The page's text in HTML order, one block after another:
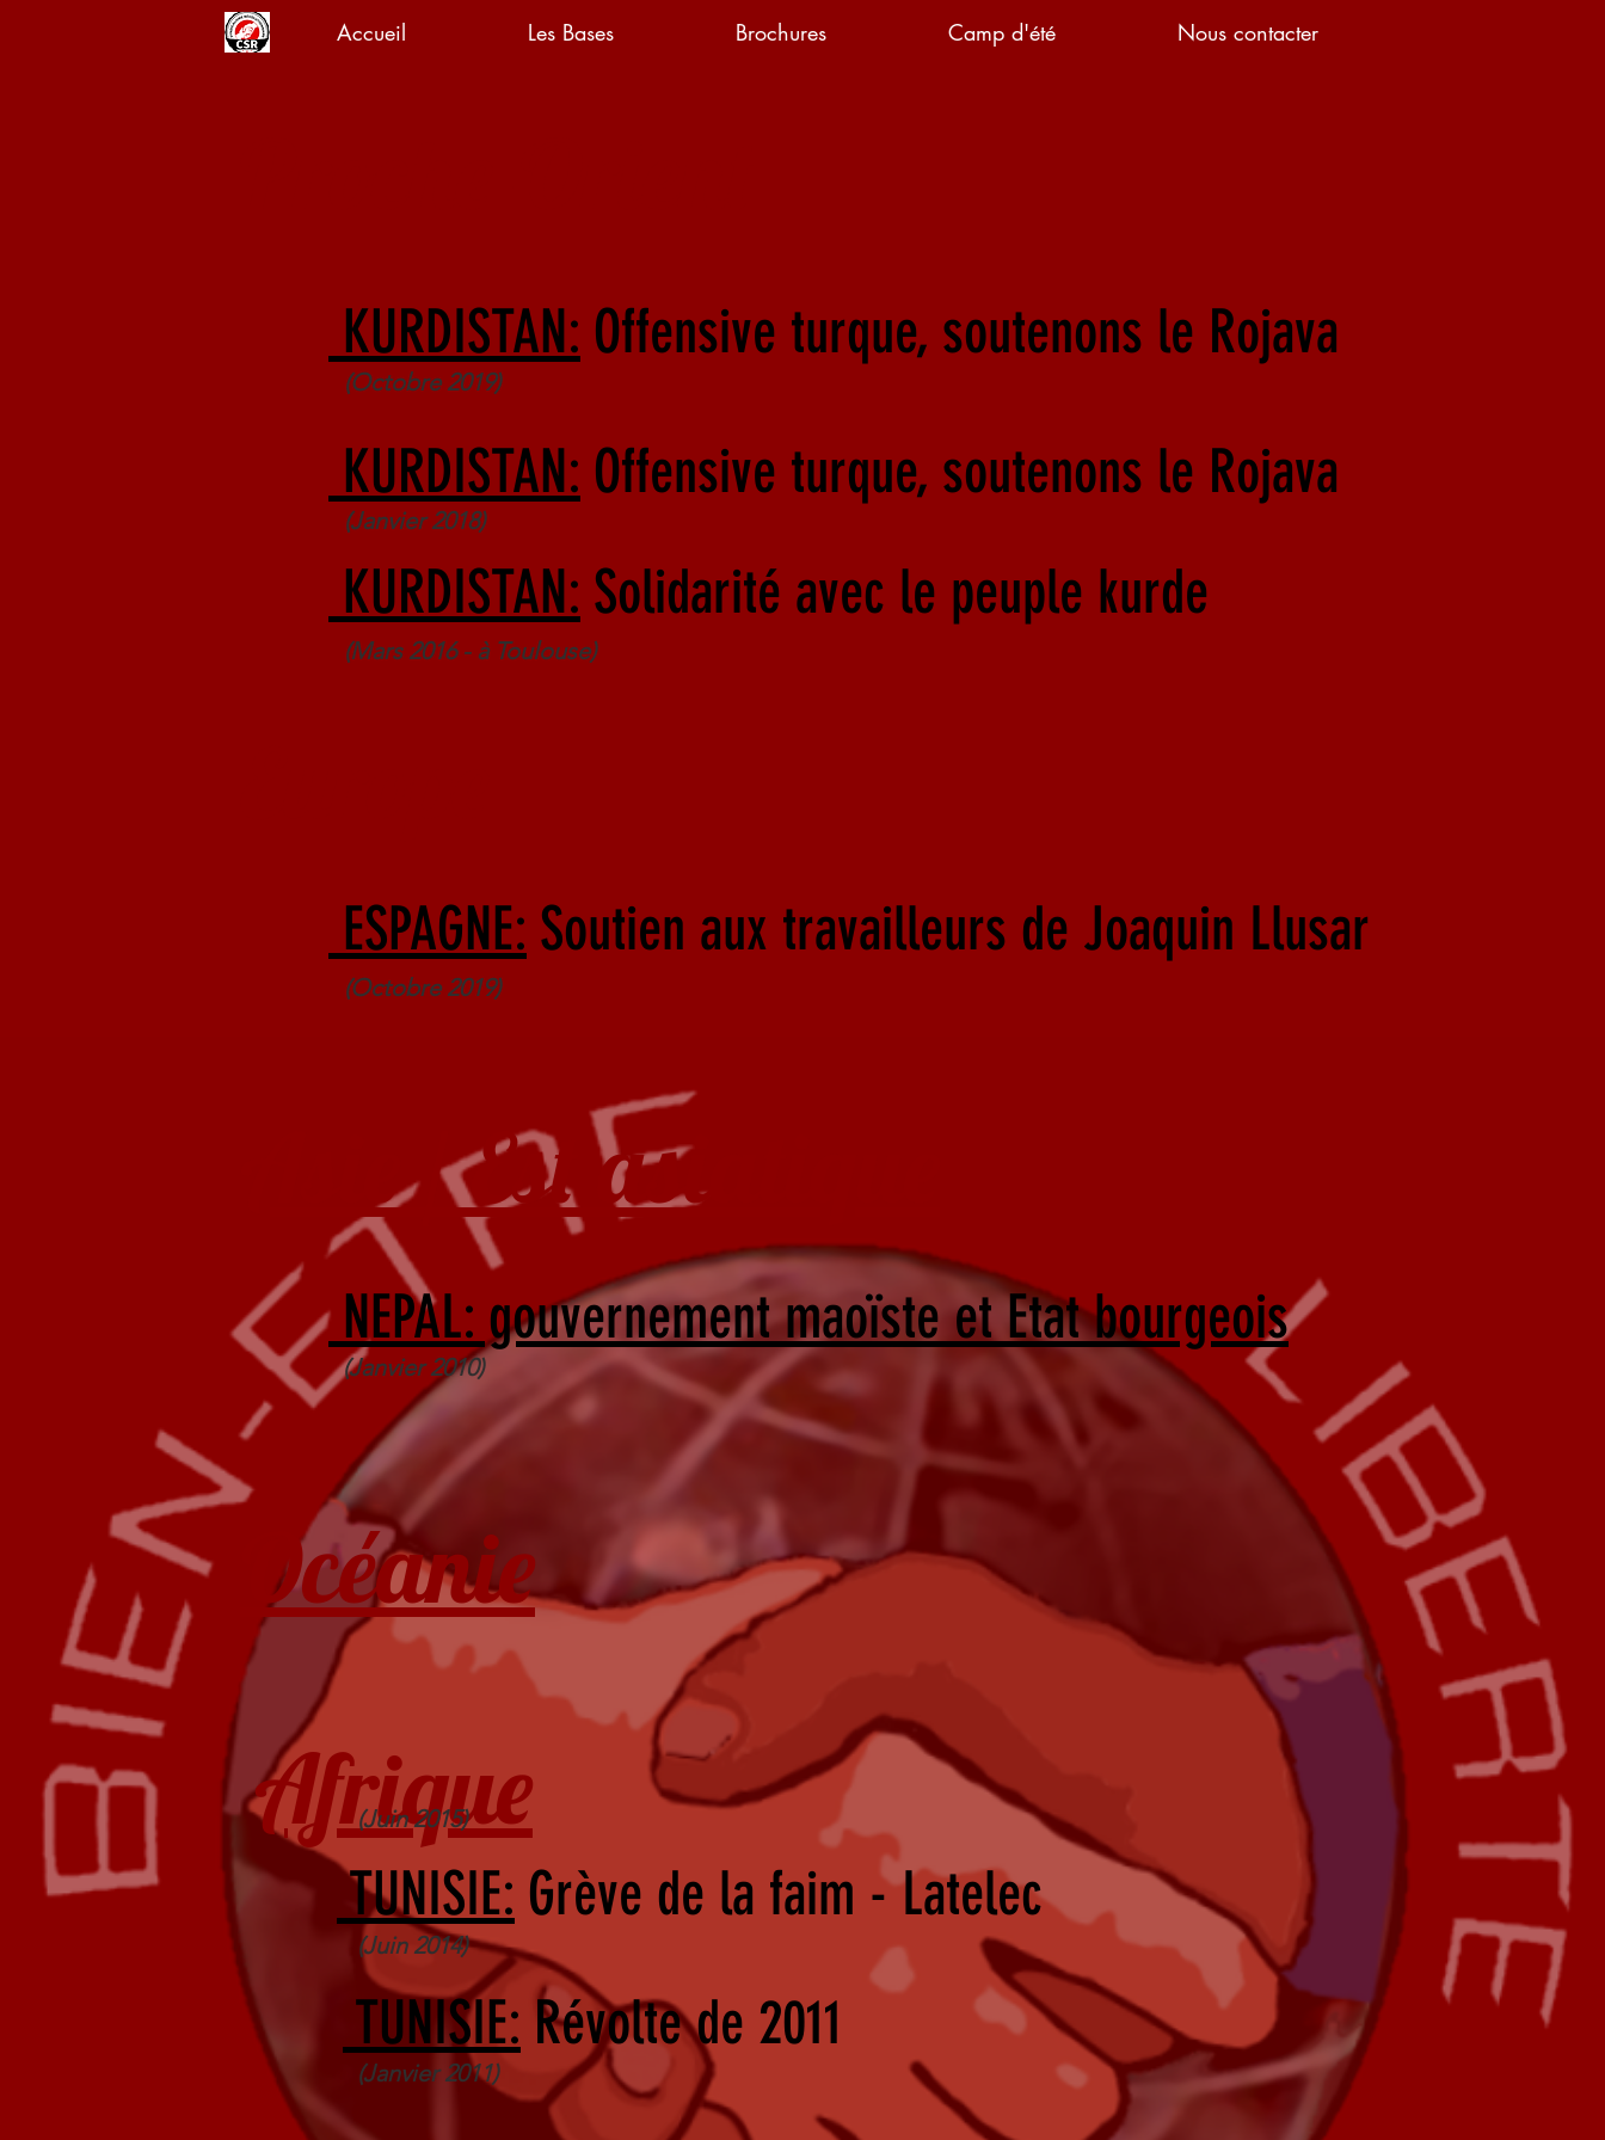
Accueil Les Bases Brochures Camp d'été Nous contacter
KURDISTAN: Offensive turque, soutenons le Rojava
(Octobre 2019)
KURDISTAN: Offensive turque, soutenons le Rojava
(Janvier 2018)
KURDISTAN: Solidarité avec le peuple kurde
(Mars 2016 - à Toulouse)
ESPAGNE: Soutien aux travailleurs de Joaquin Llusar
(Octobre 2019)
Asie / Est asiatique
NEPAL: gouvernement maoïste et Etat bourgeois
(Janvier 2010)
Océanie
Afrique
(Juin 2015)
TUNISIE: Grève de la faim - Latelec
(Juin 2014)
TUNISIE: Révolte de 2011
(Janvier 2011)